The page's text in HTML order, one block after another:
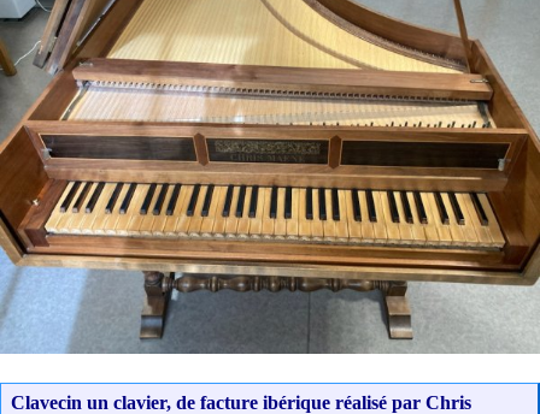
Clavecin un clavier, de facture ibérique réalisé par Chris